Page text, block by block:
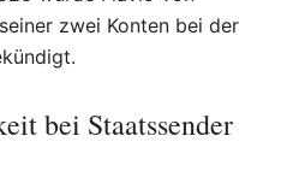
zwei Konten bei der
bei Staatssender